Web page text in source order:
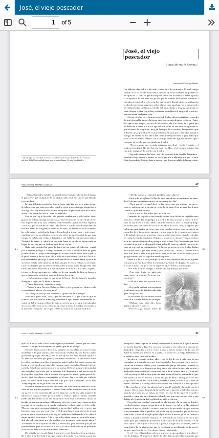
José, el viejo pescador